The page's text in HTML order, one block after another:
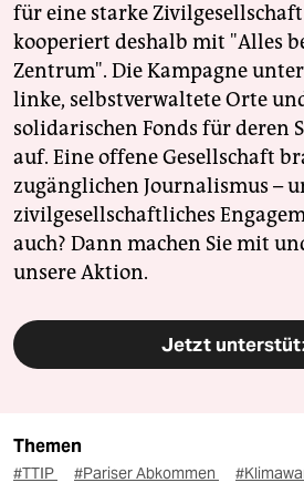
für eine starke
kooperiert deshalb mit "Alles
Zentrum". Die Kampagne
linke, selbstverwaltete Orte
solidarischen Fonds für deren
auf. Eine offene Gesellschaft
zugänglichen Journalismus –
zivilgesellschaftliches
auch? Dann machen Sie mit
unsere Aktion.
Jetzt
Themen
#TTIP #Pariser Abkommen